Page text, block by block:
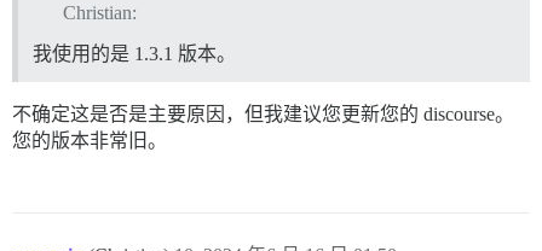
Christian:
我使用的是 1.3.1 版本。
不确定这是否是主要原因，但我建议您更新您的 discourse。
您的版本非常旧。